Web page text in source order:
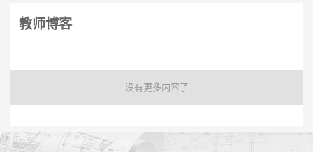
教师博客
没有更多内容了